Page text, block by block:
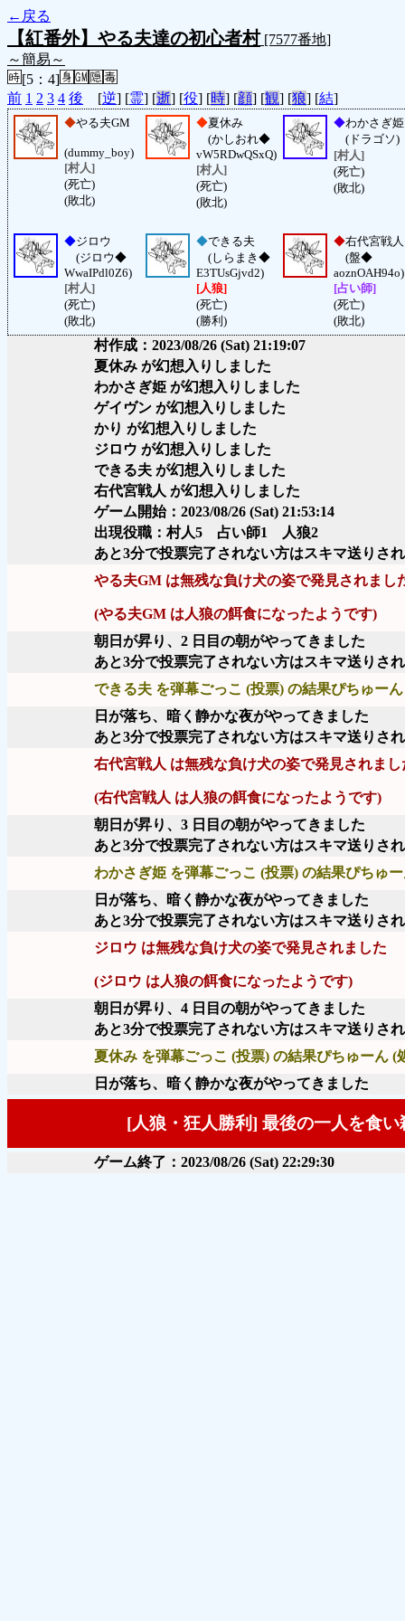
←戻る
【紅番外】やる夫達の初心者村[7577番地]
～簡易～
[5：4]
前 1 2 3 4 後 [逆] [霊] [逝] [役] [時] [顔] [観] [狼] [結]
◆やる夫GM
(dummy_boy)
[村人]
(死亡)
(敗北)
◆夏休み
(かしおれ◆
vW5RDwQSxQ)
[村人]
(死亡)
(敗北)
◆わかさぎ姫
(ドラゴソ)
[村人]
(死亡)
(敗北)
◆ジロウ
(ジロウ◆
WwaIPdl0Z6)
[村人]
(死亡)
(敗北)
◆できる夫
(しらまき◆
E3TUsGjvd2)
[人狼]
(死亡)
(勝利)
◆右代宮戦人
(盤◆
aoznOAH94o)
[占い師]
(死亡)
(敗北)
村作成：2023/08/26 (Sat) 21:19:07
夏休み が幻想入りしました
わかさぎ姫 が幻想入りしました
ゲイヴン が幻想入りしました
かり が幻想入りしました
ジロウ が幻想入りしました
できる夫 が幻想入りしました
右代宮戦人 が幻想入りしました
ゲーム開始：2023/08/26 (Sat) 21:53:14
出現役職：村人5 占い師1 人狼2
あと3分で投票完了されない方はスキマ送りさ
やる夫GM は無残な負け犬の姿で発見されまし
(やる夫GM は人狼の餌食になったようです)
朝日が昇り、2 日目の朝がやってきました
あと3分で投票完了されない方はスキマ送りさ
できる夫 を弾幕ごっこ (投票) の結果ぴちゅー
日が落ち、暗く静かな夜がやってきました
あと3分で投票完了されない方はスキマ送りさ
右代宮戦人 は無残な負け犬の姿で発見されまし
(右代宮戦人 は人狼の餌食になったようです)
朝日が昇り、3 日目の朝がやってきました
あと3分で投票完了されない方はスキマ送りさ
わかさぎ姫 を弾幕ごっこ (投票) の結果ぴちゅ
日が落ち、暗く静かな夜がやってきました
あと3分で投票完了されない方はスキマ送りさ
ジロウ は無残な負け犬の姿で発見されました
(ジロウ は人狼の餌食になったようです)
朝日が昇り、4 日目の朝がやってきました
あと3分で投票完了されない方はスキマ送りさ
夏休み を弾幕ごっこ (投票) の結果ぴちゅーん (
日が落ち、暗く静かな夜がやってきました
[人狼・狂人勝利] 最後の一人を食
ゲーム終了：2023/08/26 (Sat) 22:29:30